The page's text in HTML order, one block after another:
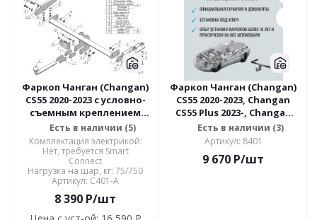
Фаркоп Чанган (Changan)
CS55 2020-2023 с условно-
съемным креплением
шара (на 2 болтах) C401-A
Есть в наличии (5)
Комплектация электрикой:
Нет, требуется Smart
Connect
Нагрузка на шар, кг: 75/750
Артикул: C401-A
8 390 P/шт
Фаркоп Чанган (Changan)
CS55 2020-2023, Changan
CS55 Plus 2023-, Changan
UNI-S 2024- без снятия и
подрезки бампера. Тип
шара: A. Нагрузки: 120
8401
Есть в наличии (3)
Артикул: 8401
9 670 P/шт